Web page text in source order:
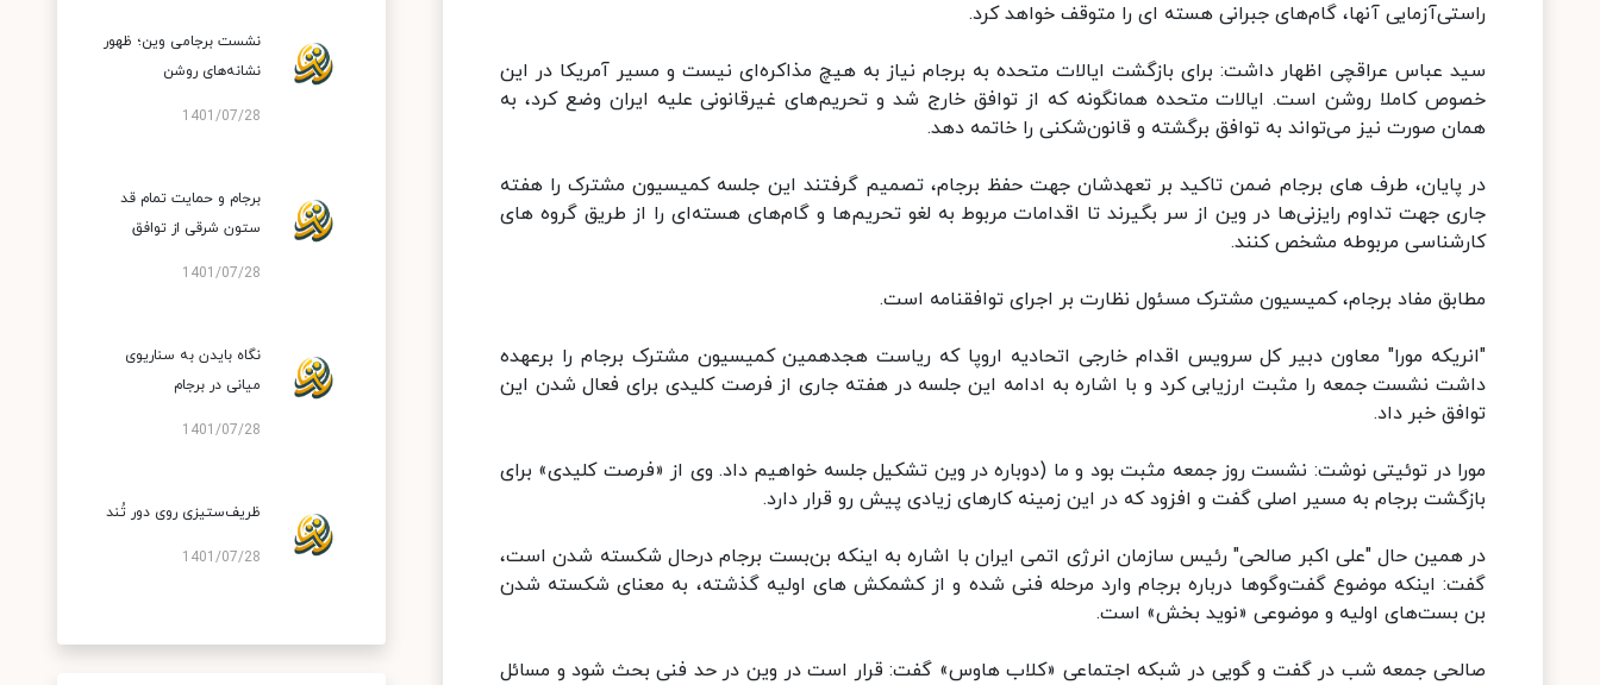
راستی‌آزمایی آنها، گام‌های جبرانی هسته ای را متوقف خواهد کرد.
سید عباس عراقچی ‌اظهار داشت: برای بازگشت ایالات متحده به برجام نیاز به هیچ مذاکره‌ای نیست و مسیر آمریکا در این
خصوص کاملا روشن است. ایالات متحده همانگونه که از توافق خارج شد و تحریم‌های غیرقانونی علیه ایران وضع کرد، به
همان صورت نیز می‌تواند به توافق برگشته و قانون‌شکنی را خاتمه دهد.
در پایان، طرف های برجام ضمن تاکید بر تعهدشان جهت حفظ برجام، تصمیم گرفتند این جلسه کمیسیون مشترک را هفته
جاری جهت تداوم رایزنی‌ها در وین از سر بگیرند تا اقدامات مربوط به لغو تحریم‌ها و گام‌های هسته‌ای را از طریق گروه های
کارشناسی مربوطه مشخص کنند.
مطابق مفاد برجام، کمیسیون مشترک مسئول نظارت بر اجرای توافقنامه است.
"انریکه مورا" معاون دبیر کل سرویس اقدام خارجی اتحادیه اروپا که ریاست هجدهمین کمیسیون مشترک برجام را برعهده
داشت نشست جمعه را مثبت ارزیابی کرد و با اشاره به ادامه این جلسه در هفته جاری از فرصت کلیدی برای فعال شدن این
توافق خبر داد.
مورا در توئیتی نوشت: نشست روز جمعه مثبت بود و ما (دوباره در وین تشکیل جلسه خواهیم داد. وی از «فرصت کلیدی» برای
بازگشت برجام به مسیر اصلی گفت و افزود که در این زمینه کارهای زیادی پیش رو قرار دارد.
در همین حال "علی اکبر صالحی" رئیس سازمان انرژی اتمی ایران با اشاره به اینکه بن‌بست برجام درحال شکسته شدن است،
‌گفت: اینکه موضوع گفت‌وگوها درباره برجام وارد مرحله فنی شده و از کشمکش های اولیه گذشته، به معنای شکسته شدن
بن بست‌های اولیه و موضوعی «نوید بخش» است.
صالحی جمعه شب در گفت و گویی در شبکه اجتماعی «کلاب هاوس» گفت: قرار است در وین در حد فنی بحث شود و مسائل
نشست برجامی وین؛ ظهور
نشانه‌های روشن
1401/07/28
برجام و حمایت تمام قد
ستون شرقی از توافق
1401/07/28
نگاه بایدن به سناریوی
میانی در برجام
1401/07/28
ظریف‌ستیزی روی دور تُند
1401/07/28